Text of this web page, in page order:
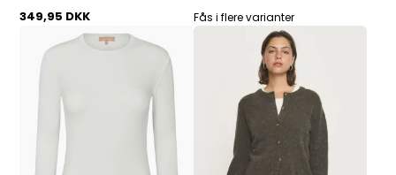
349,95 DKK Fås i flere varianter